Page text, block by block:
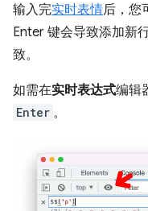
输入完实时表情后，您
Enter 键会导致添加新
致。
如需在实时表达式编辑
Enter 。